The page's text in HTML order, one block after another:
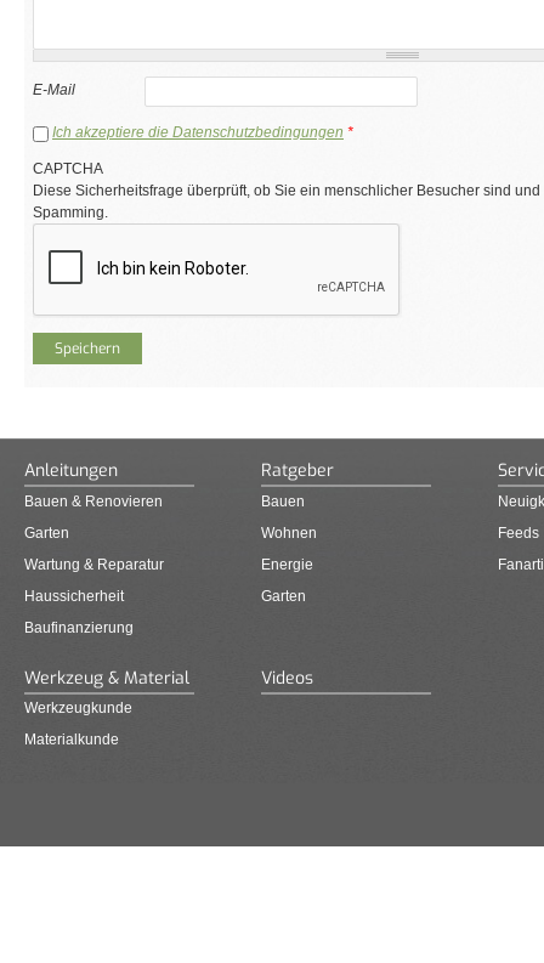
E-Mail
Ich akzeptiere die Datenschutzbedingungen *
CAPTCHA
Diese Sicherheitsfrage überprüft, ob Sie ein menschlicher Besucher sind
Spamming.
Anleitungen
Bauen & Renovieren
Garten
Wartung & Reparatur
Haussicherheit
Baufinanzierung
Ratgeber
Bauen
Wohnen
Energie
Garten
Feeds
Werkzeug & Material
Werkzeugkunde
Materialkunde
Videos